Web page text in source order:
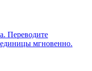
Переводите
мгновенно.